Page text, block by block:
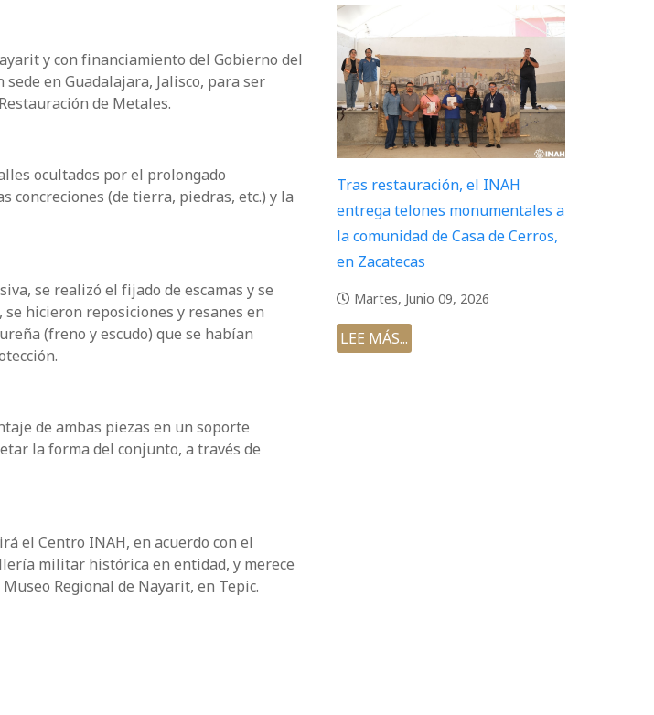
y con financiamiento del Gobierno del
en Guadalajara, Jalisco, para ser
de Metales.
ocultados por el prolongado
(de tierra, piedras, etc.) y la
se realizó el fijado de escamas y se
hicieron reposiciones y resanes en
(freno y escudo) que se habían
de ambas piezas en un soporte
la forma del conjunto, a través de
el Centro INAH, en acuerdo con el
militar histórica en entidad, y merece
Regional de Nayarit, en Tepic.
Tras restauración, el INAH
entrega telones monumentales a
la comunidad de Casa de Cerros,
en Zacatecas
Martes, Junio 09, 2026
LEE MÁS...